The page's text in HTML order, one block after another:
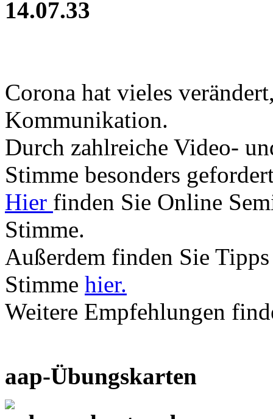
Corona hat vieles
Kommunikation.
Durch zahlreiche Video-
Stimme besonders
Hier finden Sie Online
Stimme.
Außerdem finden Sie
Stimme hier.
Weitere Empfehlungen
aap-Übungskarten